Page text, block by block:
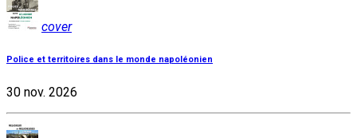
cover
Police et territoires dans le monde napoléonien
30 nov. 2026